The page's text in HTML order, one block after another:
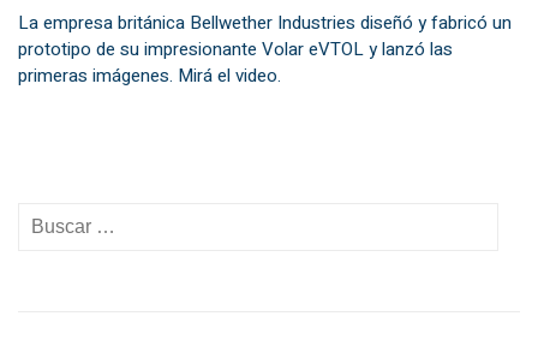
La empresa británica Bellwether Industries diseñó y fabricó un
prototipo de su impresionante Volar eVTOL y lanzó las
primeras imágenes. Mirá el video.